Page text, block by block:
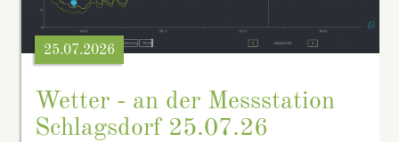
Wetter - an der Messstation
Schlagsdorf 25.07.26
25.07.2026